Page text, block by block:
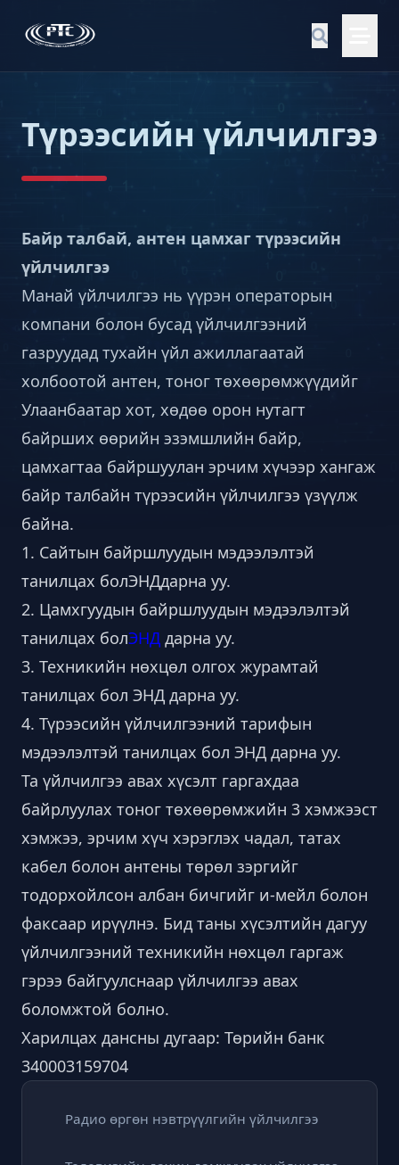
Түрээсийн үйлчилгээ
Байр талбай, антен цамхаг түрээсийн
үйлчилгээ
Манай үйлчилгээ нь үүрэн операторын
компани болон бусад үйлчилгээний
газруудад тухайн үйл ажиллагаатай
холбоотой антен, тоног төхөөрөмжүүдийг
Улаанбаатар хот, хөдөө орон нутагт
байрших өөрийн эзэмшлийн байр,
цамхагтаа байршуулан эрчим хүчээр хангаж
байр талбайн түрээсийн үйлчилгээ үзүүлж
байна.
1. Сайтын байршлуудын мэдээлэлтэй
танилцах болЭНДдарна уу.
2. Цамхгуудын байршлуудын мэдээлэлтэй
танилцах болЭНД дарна уу.
3. Техникийн нөхцөл олгох журамтай
танилцах бол ЭНД дарна уу.
4. Түрээсийн үйлчилгээний тарифын
мэдээлэлтэй танилцах бол ЭНД дарна уу.
Та үйлчилгээ авах хүсэлт гаргахдаа
байрлуулах тоног төхөөрөмжийн 3 хэмжээст
хэмжээ, эрчим хүч хэрэглэх чадал, татах
кабел болон антены төрөл зэргийг
тодорхойлсон албан бичгийг и-мейл болон
факсаар ирүүлнэ. Бид таны хүсэлтийн дагуу
үйлчилгээний техникийн нөхцөл гаргаж
гэрээ байгуулснаар үйлчилгээ авах
боломжтой болно.
Харилцах дансны дугаар: Төрийн банк
340003159704
Радио өргөн нэвтрүүлгийн үйлчилгээ